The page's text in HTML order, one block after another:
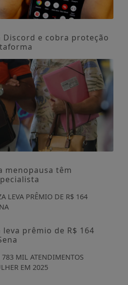
Discord e cobra proteção
menopausa têm
prêmio de R$ 164